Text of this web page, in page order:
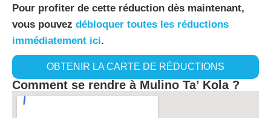
Pour profiter de cette réduction dès maintenant,
vous pouvez débloquer toutes les réductions
immédiatement ici.
OBTENIR LA CARTE DE RÉDUCTIONS
Comment se rendre à Mulino Ta’ Kola ?